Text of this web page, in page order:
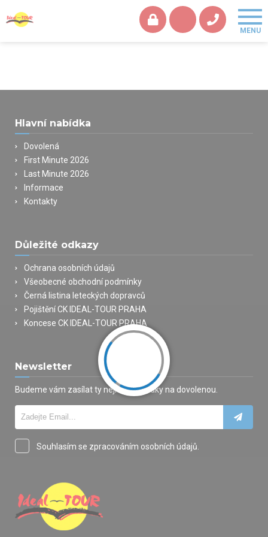
Hlavní nabídka
Dovolená
First Minute 2026
Last Minute 2026
Informace
Kontakty
Důležité odkazy
Ochrana osobních údajů
Všeobecné obchodní podmínky
Černá listina leteckých dopravců
Pojištění CK IDEAL-TOUR PRAHA
Koncese CK IDEAL-TOUR PRAHA
Newsletter
Budeme vám zasílat ty nejlepší nabídky na dovolenou.
Souhlasím se zpracováním osobních údajů.